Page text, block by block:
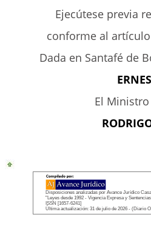
Ejecútese previa
conforme al artículo
Dada en Santafé de
El
Disposiciones analizadas por Avance Jurídico
"Leyes desde 1992 - Vigencia Expresa y
ISSN [1657-6241]
Última actualización: 31 de julio de 2026 - (Diario